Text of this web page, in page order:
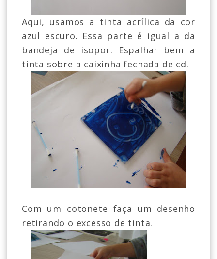
Aqui, usamos a tinta acrílica da cor
azul escuro. Essa parte é igual a da
bandeja de isopor. Espalhar bem a
tinta sobre a caixinha fechada de cd.
Com um cotonete faça um desenho
retirando o excesso de tinta.